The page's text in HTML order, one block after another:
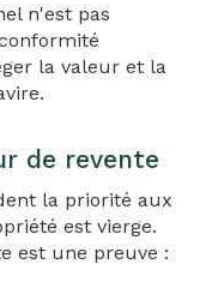
n'est pas
la valeur et la
de revente
la priorité aux
est vierge.
est une preuve :